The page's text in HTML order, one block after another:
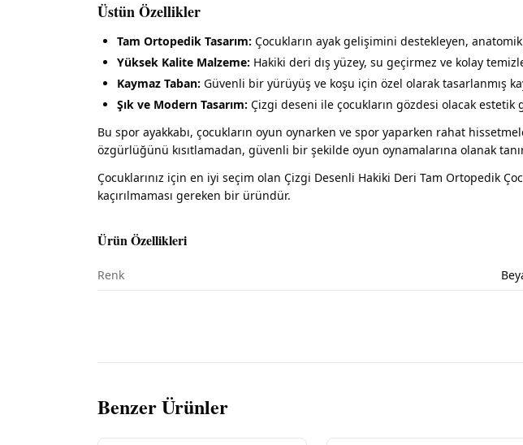
Üstün Özellikler
Tam Ortopedik Tasarım: Çocukların ayak gelişimini destekleyen,
Yüksek Kalite Malzeme: Hakiki deri dış yüzey, su geçirmez ve kolay
Kaymaz Taban: Güvenli bir yürüyüş ve koşu için özel olarak tasarlanmış
Şık ve Modern Tasarım: Çizgi deseni ile çocukların gözdesi olacak estetik
Bu spor ayakkabı, çocukların oyun oynarken ve spor yaparken rahat
özgürlüğünü kısıtlamadan, güvenli bir şekilde oyun oynamalarına olanak
Çocuklarınız için en iyi seçim olan Çizgi Desenli Hakiki Deri Tam Ortopedik
kaçırılmaması gereken bir üründür.
Ürün Özellikleri
Renk
Benzer Ürünler